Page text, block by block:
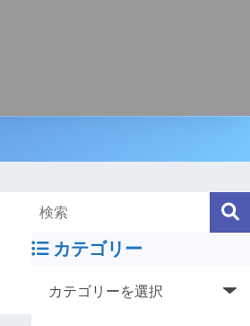
カテゴリー